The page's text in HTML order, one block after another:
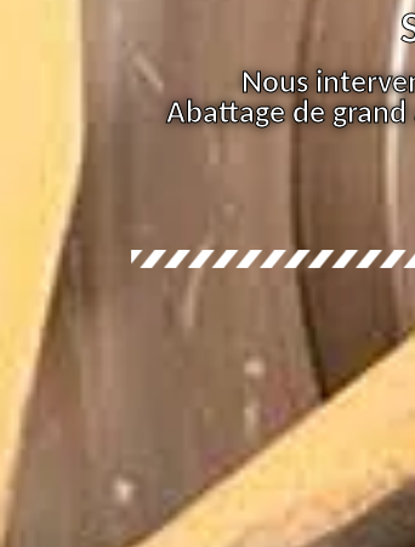
Nous
Abattage de